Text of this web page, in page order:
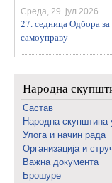
Среда, 29. јул 2026.
27. седница Одбора
самоуправу
Народна
Састав
Народна скупштина
Улога и начин рада
Организација и
Важна документа
Брошуре